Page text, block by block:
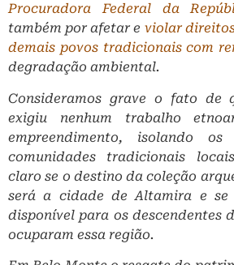
Procuradora Federal da
também por afetar e violar
demais povos tradicionais com
degradação ambiental.
Consideramos grave o fato de
exigiu nenhum trabalho
empreendimento, isolando os
comunidades tradicionais
claro se o destino da coleção
será a cidade de Altamira e
disponível para os descendentes
ocuparam essa região.